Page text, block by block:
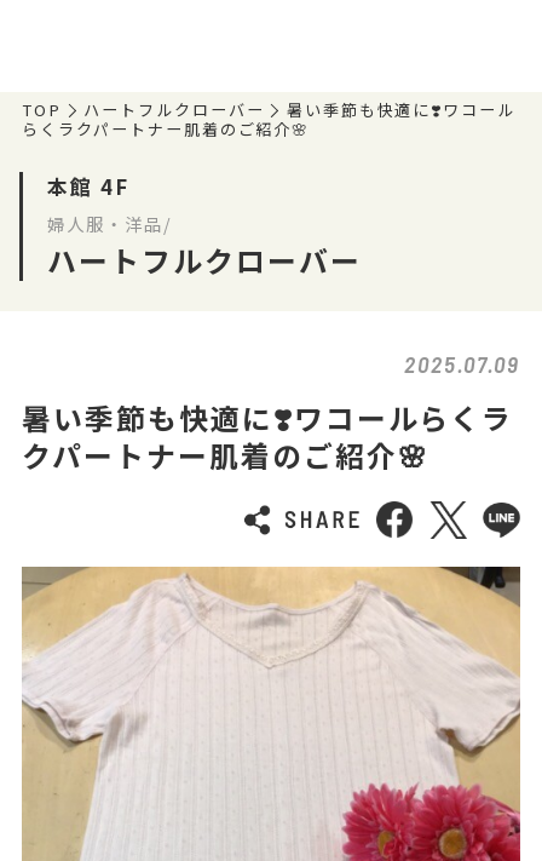
TOP ハートフルクローバー
暑い季節も快適に❣️ワコール
らくラクパートナー肌着のご紹介🌸
本館 4F
婦人服・洋品/
ハートフルクローバー
2025.07.09
暑い季節も快適に❣️ワコールらくラ
クパートナー肌着のご紹介🌸